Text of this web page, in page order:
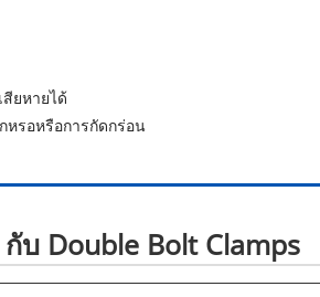
ยหายได้
รอหรือการกัดกร่อน
บ Double Bolt Clamps